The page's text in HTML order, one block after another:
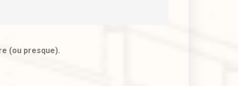
(ou presque).